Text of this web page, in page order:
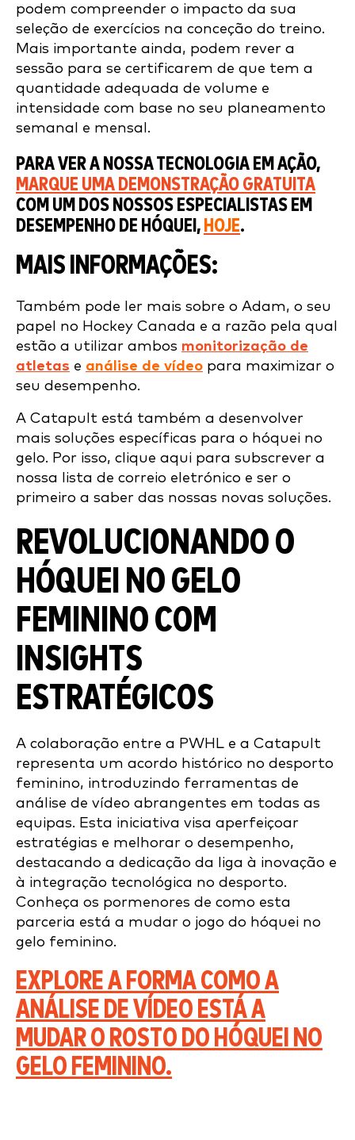
podem compreender o impacto da sua
seleção de exercícios na conceção do treino.
Mais importante ainda, podem rever a
sessão para se certificarem de que tem a
quantidade adequada de volume e
intensidade com base no seu planeamento
semanal e mensal.
PARA VER A NOSSA TECNOLOGIA EM AÇÃO,
MARQUE UMA DEMONSTRAÇÃO GRATUITA
COM UM DOS NOSSOS ESPECIALISTAS EM
DESEMPENHO DE HÓQUEI, HOJE.
MAIS INFORMAÇÕES:
Também pode ler mais sobre o Adam, o seu
papel no Hockey Canada e a razão pela qual
estão a utilizar ambos monitorização de
atletas e análise de vídeo para maximizar o
seu desempenho.
A Catapult está também a desenvolver
mais soluções específicas para o hóquei no
gelo. Por isso, clique aqui para subscrever a
nossa lista de correio eletrónico e ser o
primeiro a saber das nossas novas soluções.
REVOLUCIONANDO O
HÓQUEI NO GELO
FEMININO COM
INSIGHTS
ESTRATÉGICOS
A colaboração entre a PWHL e a Catapult
representa um acordo histórico no desporto
feminino, introduzindo ferramentas de
análise de vídeo abrangentes em todas as
equipas. Esta iniciativa visa aperfeiçoar
estratégias e melhorar o desempenho,
destacando a dedicação da liga à inovação e
à integração tecnológica no desporto.
Conheça os pormenores de como esta
parceria está a mudar o jogo do hóquei no
gelo feminino.
EXPLORE A FORMA COMO A
ANÁLISE DE VÍDEO ESTÁ A
MUDAR O ROSTO DO HÓQUEI NO
GELO FEMININO.